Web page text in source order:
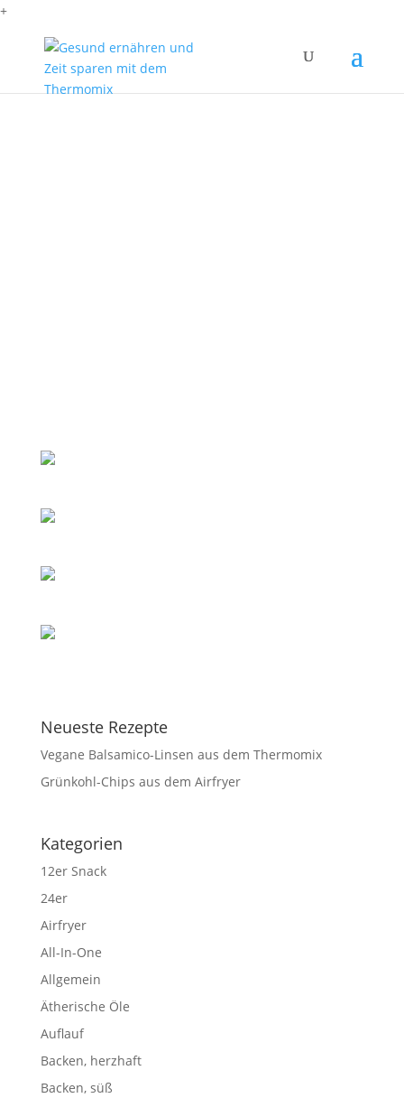
+
Neueste Rezepte
Vegane Balsamico-Linsen aus dem Thermomix
Grünkohl-Chips aus dem Airfryer
Kategorien
12er Snack
24er
Airfryer
All-In-One
Allgemein
Ätherische Öle
Auflauf
Backen, herzhaft
Backen, süß